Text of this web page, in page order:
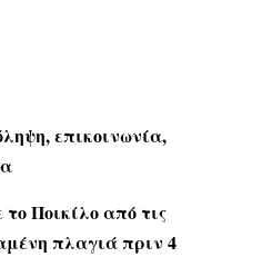
επικοινωνία,
Ποικίλο από τις
πλαγιά πριν 4